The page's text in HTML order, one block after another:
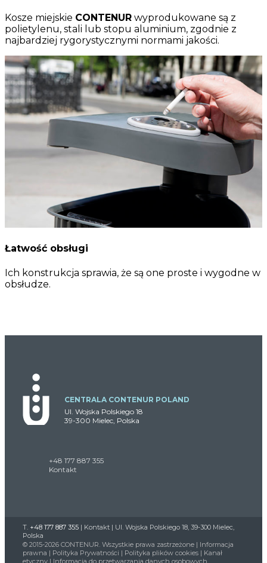
Kosze miejskie CONTENUR wyprodukowane są z
polietylenu, stali lub stopu aluminium, zgodnie z
najbardziej rygorystycznymi normami jakości.
Łatwość obsługi
Ich konstrukcja sprawia, że są one proste i wygodne w
obsłudze.
CENTRALA CONTENUR POLAND
Ul. Wojska Polskiego 18
39-300 Mielec, Polska
+48 177 887 355
Kontakt
T. +48 177 887 355 | Kontakt | Ul. Wojska Polskiego 18, 39-300 Mielec,
Polska
© 2015-2026 CONTENUR. Wszystkie prawa zastrzeżone | Informacja
prawna | Polityka Prywatności | Polityka plików cookies | Kanał
etyczny | Informacja do przetwarzania danych osobowych